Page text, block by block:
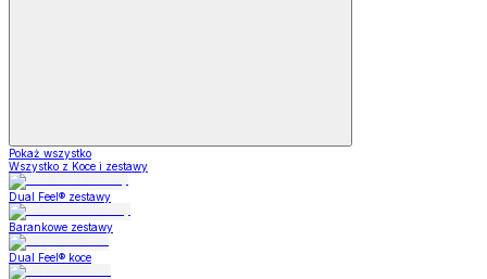
Pokaż wszystko
Wszystko z Koce i zestawy
Dual Feel® zestawy
Barankowe zestawy
Dual Feel® koce